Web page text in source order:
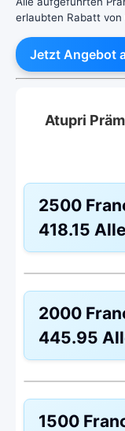
erlaubten Rabatt von
Jetzt Angebot
Atupri
2500
418.15
Ohne
Mit
2000
445.95
1500